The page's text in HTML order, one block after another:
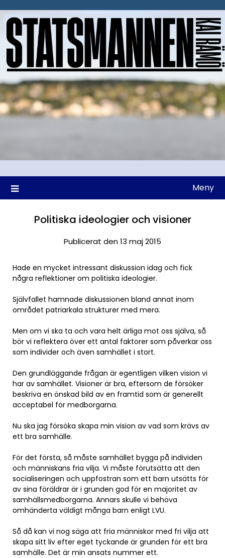
till
Meny
Politiska ideologier och visioner
Publicerat den 13 maj 2015
Hade en mycket intressant diskussion idag och fick
några reflektioner om politiska ideologier.
Självfallet hamnade diskussionen bland annat inom
området patriarkala strukturer med mera.
Men om vi ska ta och vara helt ärliga mot oss själva, så
bör vi reflektera över ett antal faktorer som påverkar oss
som individer och även samhället i stort.
Den grundläggande frågan är egentligen vilken vision vi
har av samhället. Visioner är bra, eftersom de försöker
beskriva en önskad bild av en framtid som är generellt
acceptabel för medborgarna.
Nu ska jag försöka skapa min vision av vad som krävs av
ett bra samhälle.
För det första, så måste samhället bygga på individen
och människans fria vilja. Vi måste förutsätta att den
socialiseringen och uppfostran som ett barn utsätts för
av sina föräldrar är i grunden god för en majoritet av
samhällsmedborgarna. Annars skulle vi behöva
omhänderta väldigt många barn enligt LVU.
Så då kan vi nog säga att fria människor med fri vilja att
skapa sitt liv efter eget tyckande är grunden för ett bra
samhälle. Det är min ansats nummer ett.